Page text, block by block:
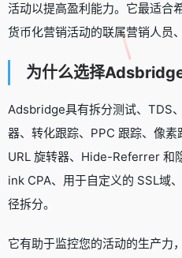
活动以提高盈利能力。它最适合
货币化营销活动的联属营销人员
为什么选择Adsbridge
Adsbridge具有拆分测试、TDS
器、转化跟踪、PPC 跟踪、像素
URL 旋转器、Hide-Referrer 和
ink CPA、用于自定义的 SSL域
径拆分。
它有助于监控您的活动的生产力